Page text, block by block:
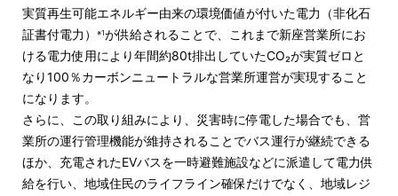
実質再生可能エネルギー由来の環境価値が付いた電力（非化石
証書付電力）
※1が供給されることで、これまで新座営業所にお
ける電力使用により年間約80t排出していたCO₂が実質ゼロと
なり100％カーボンニュートラルな営業所運営が実現すること
になります。
さらに、この取り組みにより、災害時に停電した場合でも、営
業所の運行管理機能が維持されることでバス運行が継続できる
ほか、充電されたEVバスを一時避難施設などに派遣して電力供
給を行い、地域住民のライフライン確保だけでなく、地域レジ